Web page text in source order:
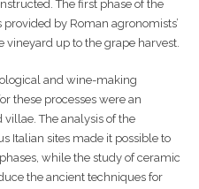
The first phase of the
by Roman agronomists’
up to the grape harvest.
and wine-making
these processes were an
The analysis of the
Italian sites made it possible to
while the study of ceramic
the ancient techniques for